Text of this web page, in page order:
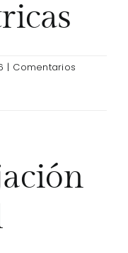
| Comentarios